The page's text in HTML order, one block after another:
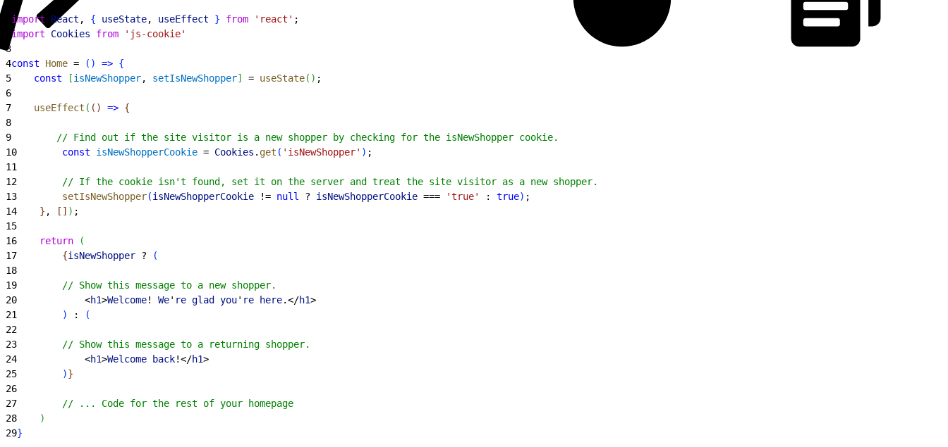
import React , { useState, useEffect } from 'react' ;
import Cookies from 'js-cookie'
3
4const Home = ( ) => {
5
    const
[isNewShopper, setIsNewShopper] = useState( ) ;
6
7
    useEffect
( ( ) => {
8
9
        // Find out if the site visitor is a new shopper by checking for the isNewShopper cookie.
10
        const
isNewShopperCookie = Cookies . get ( 'isNewShopper' ) ;
11
12
        // If the cookie isn't found, set it on the server and treat the site visitor as a new shopper.
13
        setIsNewShopper
(isNewShopperCookie != null ? isNewShopperCookie === 'true' : true) ;
14
} , [ ] ) ;
15
16
    return
(
17
{isNewShopper ?
(
18
19
        // Show this message to a new shopper.
20
<h1>Welcome! We' re glad you' re here.</h1>
21
) :
(
22
23
        // Show this message to a returning shopper.
24
<h1>Welcome back!</h1>
25
)}
26
27
        // ... Code for the rest of your homepage
28
)
29}